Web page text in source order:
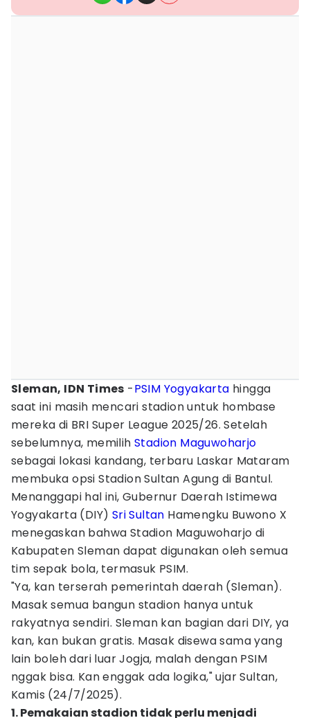
Sleman, IDN Times -PSIM Yogyakarta hingga
saat ini masih mencari stadion untuk hombase
mereka di BRI Super League 2025/26. Setelah
sebelumnya, memilih Stadion Maguwoharjo
sebagai lokasi kandang, terbaru Laskar Mataram
membuka opsi Stadion Sultan Agung di Bantul.
Menanggapi hal ini, Gubernur Daerah Istimewa
Yogyakarta (DIY) Sri Sultan Hamengku Buwono X
menegaskan bahwa Stadion Maguwoharjo di
Kabupaten Sleman dapat digunakan oleh semua
tim sepak bola, termasuk PSIM.
"Ya, kan terserah pemerintah daerah (Sleman).
Masak semua bangun stadion hanya untuk
rakyatnya sendiri. Sleman kan bagian dari DIY, ya
kan, kan bukan gratis. Masak disewa sama yang
lain boleh dari luar Jogja, malah dengan PSIM
nggak bisa. Kan enggak ada logika," ujar Sultan,
Kamis (24/7/2025).
1. Pemakaian stadion tidak perlu menjadi